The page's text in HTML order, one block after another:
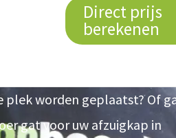
Direct prijs
berekenen
plek worden geplaatst? Of
gat voor uw afzuigkap in